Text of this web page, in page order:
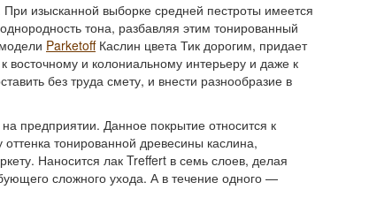
изысканной выборке средней пестроты имеется
тона, разбавляя этим тонированный
ParketoffКаслин цвета Тик дорогим, придает
и колониальному интерьеру и даже к
без труда смету, и внести разнообразие в
предприятии. Данное покрытие относится к
тонированной древесины каслина,
Наносится лак Treffert в семь слоев, делая
сложного ухода. А в течение одного —